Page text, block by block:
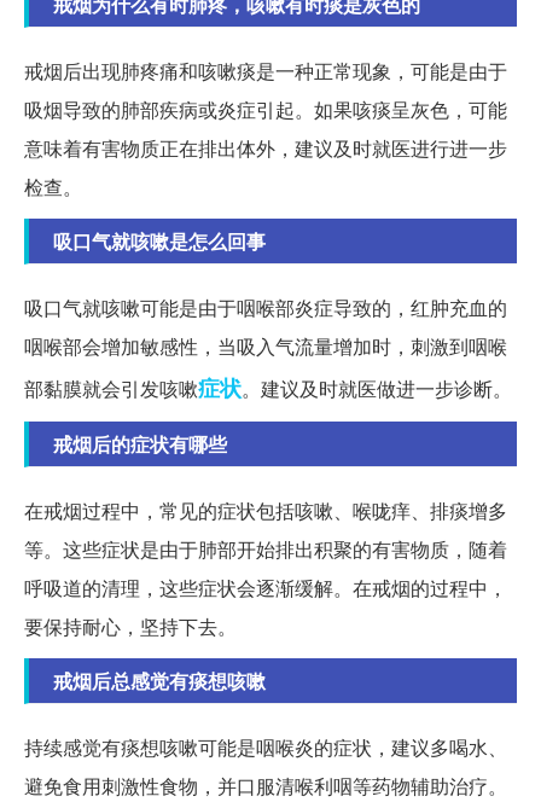
戒烟后出现肺疼痛和咳嗽痰是一种正常现象，可能是由于
吸烟导致的肺部疾病或炎症引起。如果咳痰呈灰色，可能
意味着有害物质正在排出体外，建议及时就医进行进一步
检查。
吸口气就咳嗽是怎么回事
吸口气就咳嗽可能是由于咽喉部炎症导致的，红肿充血的
咽喉部会增加敏感性，当吸入气流量增加时，刺激到咽喉
部黏膜就会引发咳嗽症状。建议及时就医做进一步诊断。
戒烟后的症状有哪些
在戒烟过程中，常见的症状包括咳嗽、喉咙痒、排痰增多
等。这些症状是由于肺部开始排出积聚的有害物质，随着
呼吸道的清理，这些症状会逐渐缓解。在戒烟的过程中，
要保持耐心，坚持下去。
戒烟后总感觉有痰想咳嗽
持续感觉有痰想咳嗽可能是咽喉炎的症状，建议多喝水、
避免食用刺激性食物，并口服清喉利咽等药物辅助治疗。